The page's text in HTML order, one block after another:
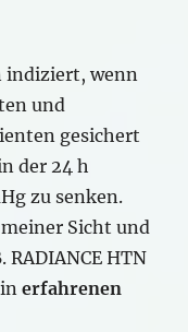
indiziert, wenn
und
gesichert
der 24 h
zu senken.
Sicht und
HTN
inerfahrenen